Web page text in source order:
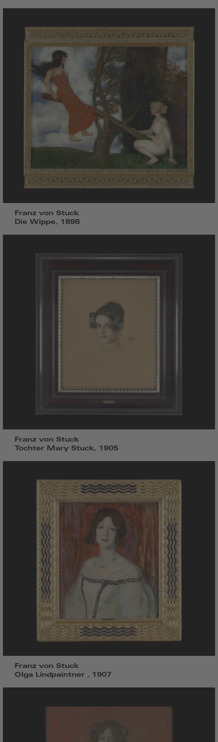
Franz von Stuck
Die Wippe, 1898
Franz von Stuck
Tochter Mary Stuck, 1905
Franz von Stuck
Olga Lindpaintner , 1907